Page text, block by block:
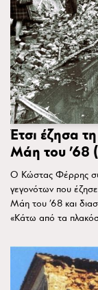
Έτσι έζησα
Μάη του ’68
Ο Κώστας Φέρρης
γεγονότων που
Μάη του ’68 και
«Κάτω από τα